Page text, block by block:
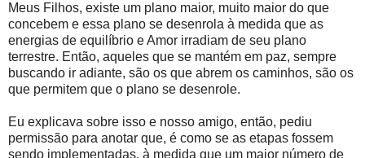
Meus Filhos, existe um plano maior, muito maior do que
concebem e essa plano se desenrola à medida que as
energias de equilíbrio e Amor irradiam de seu plano
terrestre. Então, aqueles que se mantém em paz, sempre
buscando ir adiante, são os que abrem os caminhos, são os
que permitem que o plano se desenrole.
Eu explicava sobre isso e nosso amigo, então, pediu
permissão para anotar que, é como se as etapas fossem
sendo implementadas, à medida que um maior número de